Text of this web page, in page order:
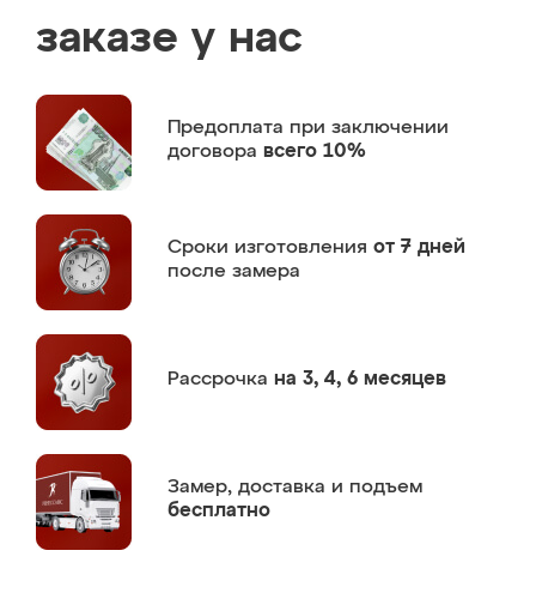
заказе у нас
Предоплата при заключении
договора всего 10%
Сроки изготовления от 7 дней
после замера
Рассрочка на 3, 4, 6 месяцев
Замер, доставка и подъем
бесплатно